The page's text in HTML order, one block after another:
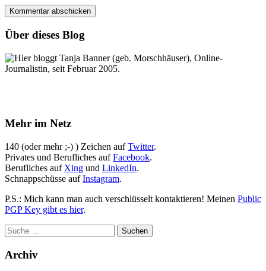
Über dieses Blog
Hier bloggt Tanja Banner (geb. Morschhäuser), Online-
Journalistin, seit Februar 2005.
Mehr im Netz
140 (oder mehr ;-) ) Zeichen aufTwitter.
Privates und Berufliches aufFacebook.
Berufliches auf Xing und LinkedIn.
Schnappschüsse aufInstagram.
P.S.: Mich kann man auch verschlüsselt kontaktieren! Meinen Public
PGP Key gibt es hier.
Archiv